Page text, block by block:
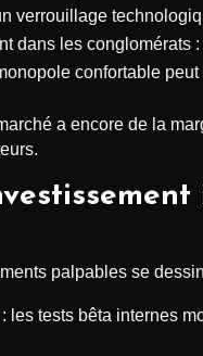
verrouillage
dans les conglomérats
confortable
a encore de la
palpables se
: les tests bêta internes